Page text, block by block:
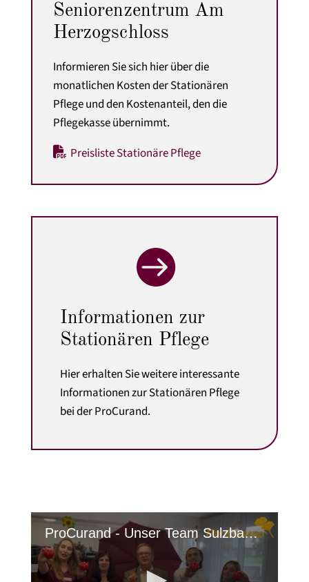
Seniorenzentrum Am
Herzogschloss
Informieren Sie sich hier über die
monatlichen Kosten der Stationären
Pflegeund den Kostenanteil, den die
Pflegekasse übernimmt.
Preisliste Stationäre Pflege

Informationen zur
Stationären Pflege
Hier erhalten Sie weitere interessante
Informationen zur Stationären Pflege
bei der ProCurand.